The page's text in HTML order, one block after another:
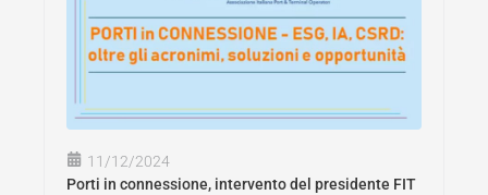
11/12/2024
Porti in connessione, intervento del presidente FIT